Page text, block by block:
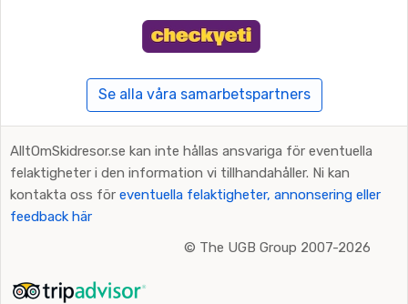
Se alla våra samarbetspartners
AlltOmSkidresor.se kan inte hållas ansvariga för eventuella
felaktigheter i den information vi tillhandahåller. Ni kan
kontakta oss för eventuella felaktigheter, annonsering eller
feedback här
© The UGB Group 2007-2026